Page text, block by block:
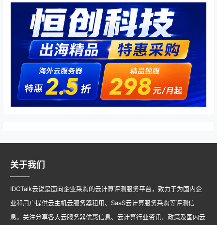
关于我们
IDCTalk云说是面向企业采购的云计算评测服务平台，致力于为国内企
业和用户提供云主机云服务器租用、SaaS云计算服务采购等评测信
息。关注分享各大云服务器优惠信息、云计算行业资讯、政策及国内云